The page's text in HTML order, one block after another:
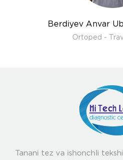
Berdiyev Anvar
Ortoped -
Tanani tez va ishonchli